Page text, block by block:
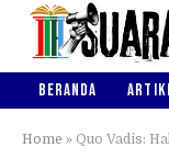
BERANDA
Home » Quo Vadis: